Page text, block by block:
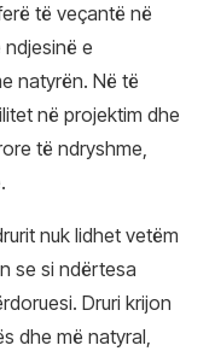
të veçantë në
e
natyrën. Në të
në projektim dhe
të ndryshme,
nuk lidhet vetëm
se si ndërtesa
Druri krijon
dhe më natyral,